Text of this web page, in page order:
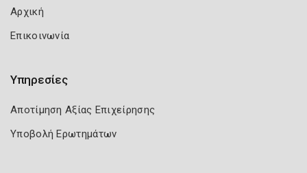
Αρχική
Επικοινωνία
Υπηρεσίες
Αποτίμηση Αξίας Επιχείρησης
Υποβολή Ερωτημάτων